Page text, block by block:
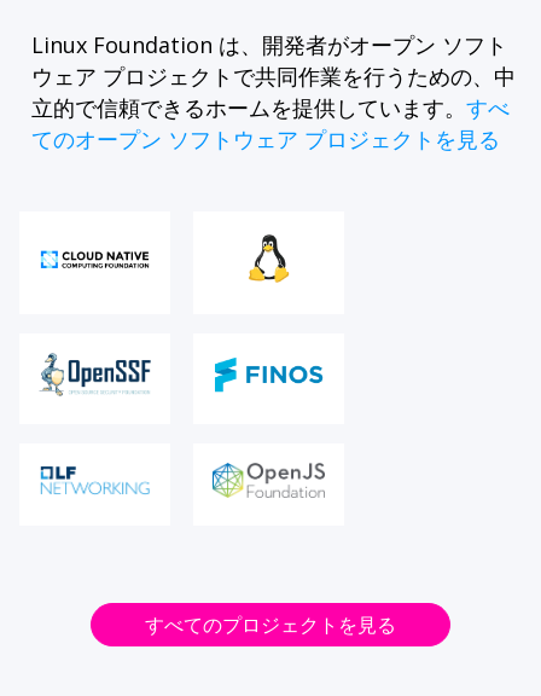
Linux Foundation は、開発者がオープン ソフト
ウェア プロジェクトで共同作業を行うための、中
立的で信頼できるホームを提供しています。 すべ
てのオープン ソフトウェア プロジェクトを見る
すべてのプロジェクトを見る